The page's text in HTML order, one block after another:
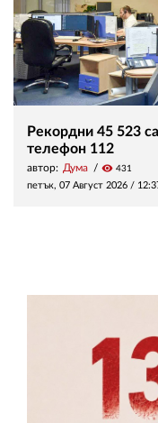
Рекордни 45 523
телефон 112
автор: Дума visibility 431
петък, 07 Август 2026 /